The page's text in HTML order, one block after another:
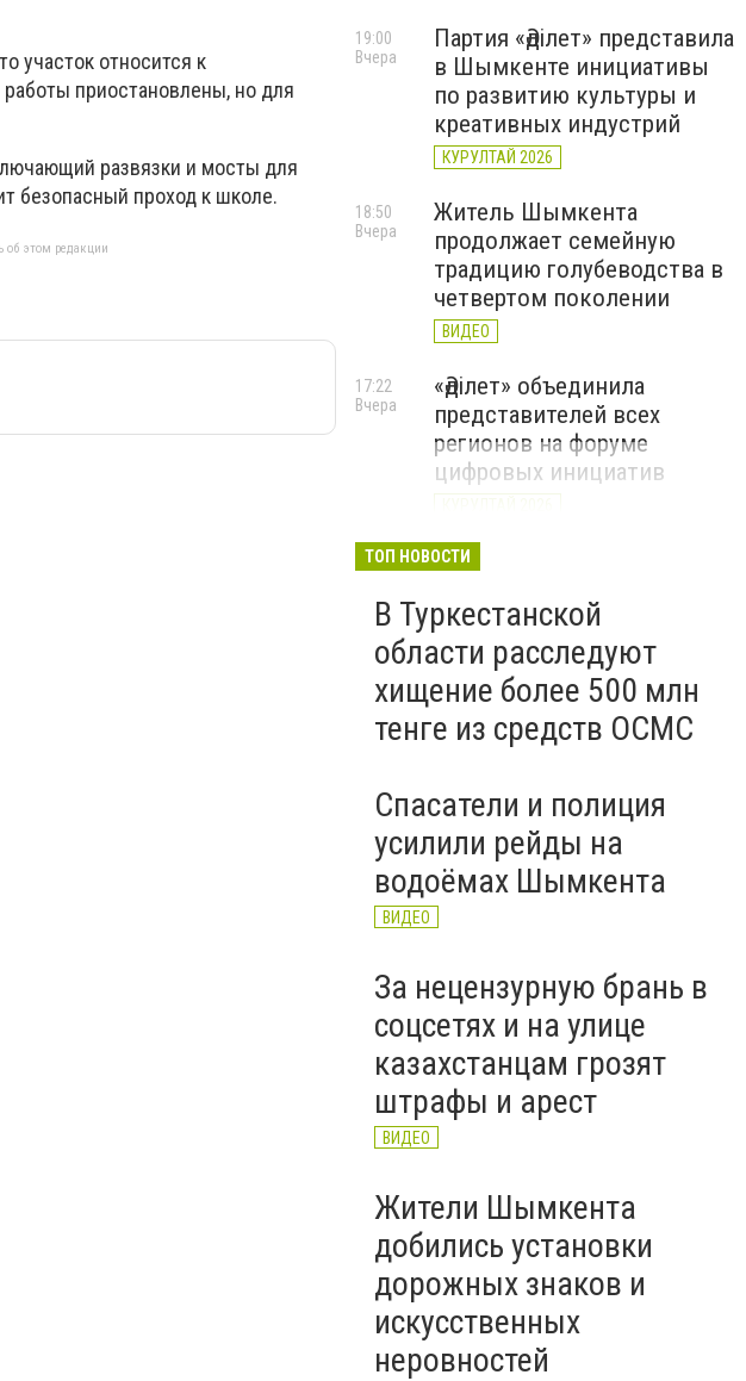
участок относится к
приостановлены, но для
развязки и мосты для
безопасный проход к школе.
об этом редакции
Партия «Әділет» представила
в Шымкенте инициативы
по развитию культуры и
креативных индустрий
КУРУЛТАЙ 2026
19:00
Вчера
Житель Шымкента
продолжает семейную
традицию голубеводства в
четвертом поколении
ВИДЕО
18:50
Вчера
«Әділет» объединила
представителей всех
регионов на форуме
цифровых инициатив
17:22
Вчера
В Казахстане назвали
высокооплачиваемые
вакансии июля
12:15
ТОП НОВОСТИ
В Туркестанской
области расследуют
хищение более 500 млн
тенге из средств ОСМС
Спасатели и полиция
усилили рейды на
водоёмах Шымкента
ВИДЕО
За нецензурную брань в
соцсетях и на улице
казахстанцам грозят
штрафы и арест
ВИДЕО
Жители Шымкента
добились установки
дорожных знаков и
искусственных
неровностей